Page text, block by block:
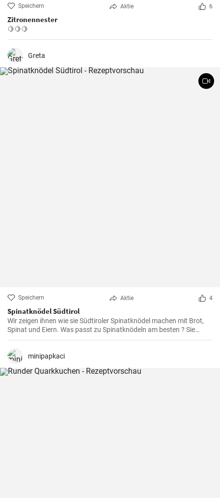
Speichern Aktie 6
Zitronennester
🍋🍋🍋
Greta
Speichern Aktie 4
Spinatknödel Südtirol
Wir zeigen ihnen wie sie Südtiroler Spinatknödel machen mit Brot,
Spinat und Eiern. Was passt zu Spinatknödeln am besten ? Sie
werden mit flüssiger Butter übergossen und mit Parmesamkäse
minipapkaci